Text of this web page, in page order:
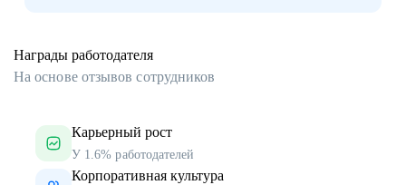
Награды работодателя
На основе отзывов сотрудников
Карьерный рост
У 1.6% работодателей
Корпоративная культура